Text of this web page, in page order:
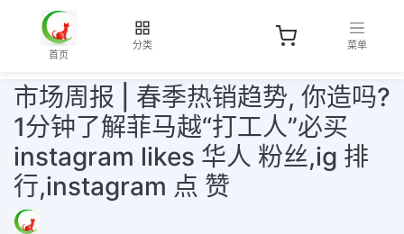
首页
分类 菜单
市场周报 | 春季热销趋势, 你造吗?
1分钟了解菲马越“打工人”必买
instagram likes 华人 粉丝,ig 排
行,instagram 点 赞